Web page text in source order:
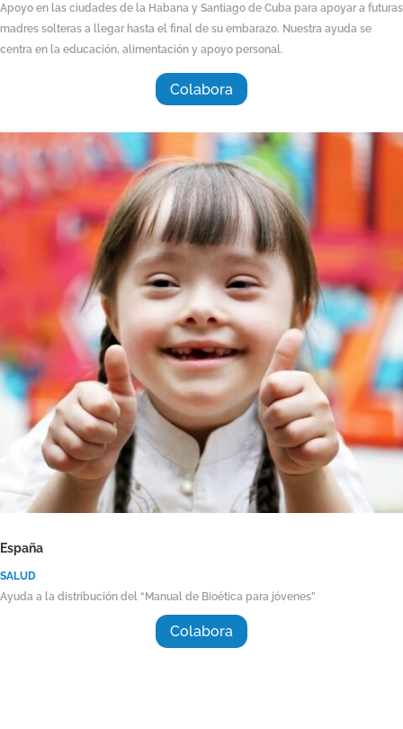
Apoyo en las ciudades de la Habana y Santiago de Cuba para apoyar a futuras
madres solteras a llegar hasta el final de su embarazo. Nuestra ayuda se
centra en la educación, alimentación y apoyo personal.
Colabora
España
SALUD
Ayuda a la distribución del “Manual de Bioética para jóvenes”
Colabora